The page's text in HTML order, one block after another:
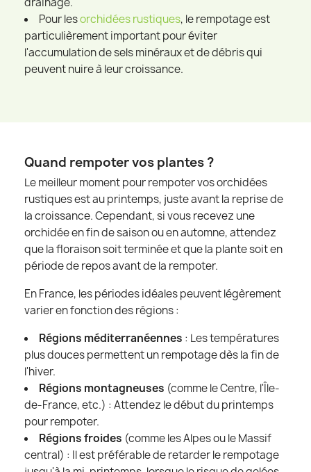
Pour lesorchidées rustiques, le rempotage est
particulièrement important pour éviter
l'accumulation de sels minéraux et de débris qui
peuvent nuire à leur croissance.
Quand rempoter vos plantes ?
Le meilleur moment pour rempoter vos orchidées
rustiques est au printemps, juste avant la reprise de
la croissance. Cependant, si vous recevez une
orchidée en fin de saison ou en automne, attendez
que la floraison soit terminée et que la plante soit en
période de repos avant de la rempoter.
En France, les périodes idéales peuvent légèrement
varier en fonction des régions :
Régions méditerranéennes : Les températures
plus douces permettent un rempotage dès la fin de
l'hiver.
Régions montagneuses (comme le Centre, l'Île-
de-France, etc.) : Attendez le début du printemps
pour rempoter.
Régions froides (comme les Alpes ou le Massif
central) : Il est préférable de retarder le rempotage